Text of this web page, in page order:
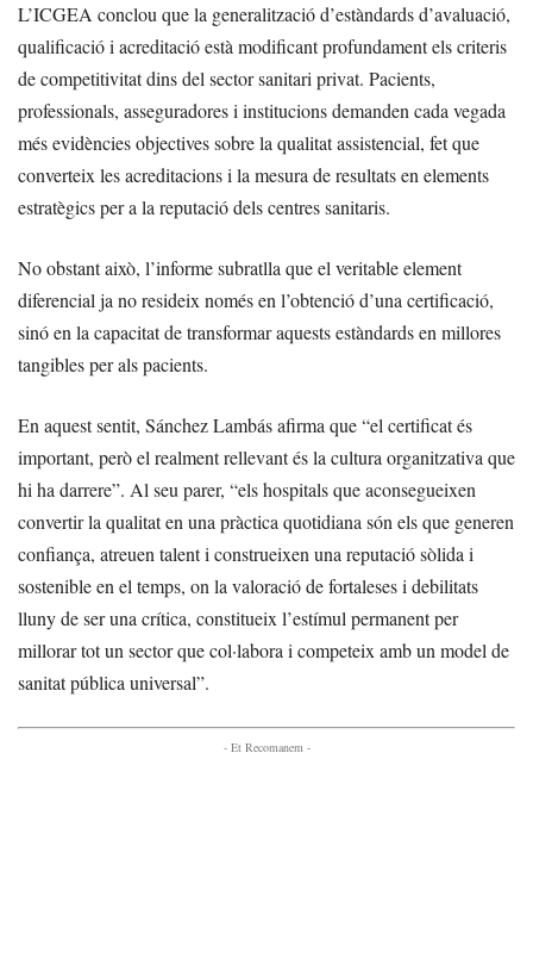
L’ICGEA conclou que la generalització d’estàndards d’avaluació,
qualificació i acreditació està modificant profundament els criteris
de competitivitat dins del sector sanitari privat. Pacients,
professionals, asseguradores i institucions demanden cada vegada
més evidències objectives sobre la qualitat assistencial, fet que
converteix les acreditacions i la mesura de resultats en elements
estratègics per a la reputació dels centres sanitaris.
No obstant això, l’informe subratlla que el veritable element
diferencial ja no resideix només en l’obtenció d’una certificació,
sinó en la capacitat de transformar aquests estàndards en millores
tangibles per als pacients.
En aquest sentit, Sánchez Lambás afirma que “el certificat és
important, però el realment rellevant és la cultura organitzativa que
hi ha darrere”. Al seu parer, “els hospitals que aconsegueixen
convertir la qualitat en una pràctica quotidiana són els que generen
confiança, atreuen talent i construeixen una reputació sòlida i
sostenible en el temps, on la valoració de fortaleses i debilitats
lluny de ser una crítica, constitueix l’estímul permanent per
millorar tot un sector que col·labora i competeix amb un model de
sanitat pública universal”.
- Et Recomanem -